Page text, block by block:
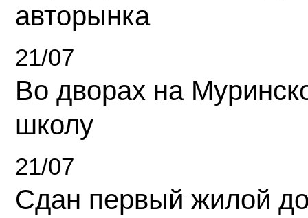
авторынка
21/07
Во дворах на
школу
21/07
Сдан первый жилой